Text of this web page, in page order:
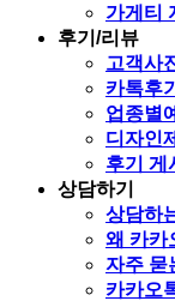
가게티
후기/리뷰
고객사
카톡후기
업종별
디자인
후기 게
상담하기
상담하
왜 카카
자주 묻
카카오